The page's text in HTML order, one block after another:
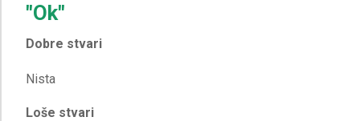
"Ok"
Dobre stvari
Loše stvari